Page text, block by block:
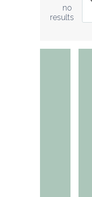
no
results